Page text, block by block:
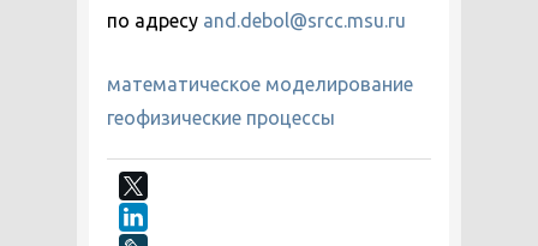
по адресу and.debol@srcc.msu.ru
математическое моделирование
геофизические процессы